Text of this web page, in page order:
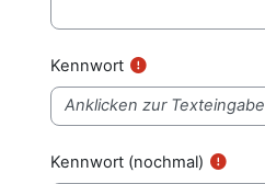
Kennwort
Anklicken zur Texteingabe
Kennwort (nochmal)